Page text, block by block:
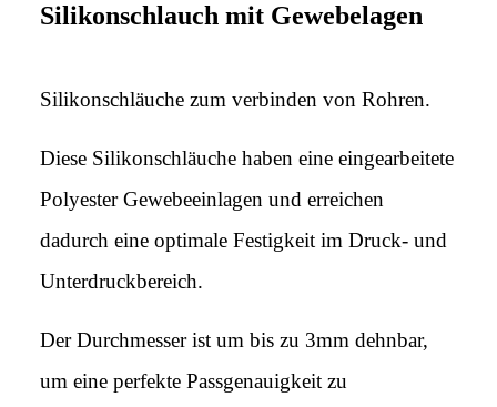
Silikonschlauch mit Gewebelagen
Silikonschläuche zum verbinden von Rohren.
Diese Silikonschläuche haben eine eingearbeitete
Polyester Gewebeeinlagen und erreichen
dadurch eine optimale Festigkeit im Druck- und
Unterdruckbereich.
Der Durchmesser ist um bis zu 3mm dehnbar,
um eine perfekte Passgenauigkeit zu